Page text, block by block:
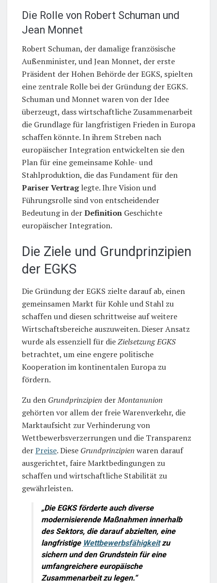
Die Rolle von Robert Schuman und
Jean Monnet
Robert Schuman, der damalige französische
Außenminister, und Jean Monnet, der erste
Präsident der Hohen Behörde der EGKS, spielten
eine zentrale Rolle bei der Gründung der EGKS.
Schuman und Monnet waren von der Idee
überzeugt, dass wirtschaftliche Zusammenarbeit
die Grundlage für langfristigen Frieden in Europa
schaffen könnte. In ihrem Streben nach
europäischer Integration entwickelten sie den
Plan für eine gemeinsame Kohle- und
Stahlproduktion, die das Fundament für den
Pariser Vertraglegte. Ihre Vision und
Führungsrolle sind von entscheidender
Bedeutung in derDefinition Geschichte
europäischer Integration.
Die Ziele und Grundprinzipien
der EGKS
Die Gründung der EGKS zielte darauf ab, einen
gemeinsamen Markt für Kohle und Stahl zu
schaffen und diesen schrittweise auf weitere
Wirtschaftsbereiche auszuweiten. Dieser Ansatz
wurde als essenziell für dieZielsetzung EGKS
betrachtet, um eine engere politische
Kooperation im kontinentalen Europa zu
fördern.
Zu den Grundprinzipien derMontanunion
gehörten vor allem der freie Warenverkehr, die
Marktaufsicht zur Verhinderung von
Wettbewerbsverzerrungen und die Transparenz
derPreise. Diese Grundprinzipien waren darauf
ausgerichtet, faire Marktbedingungen zu
schaffen und wirtschaftliche Stabilität zu
gewährleisten.
„Die EGKS förderte auch diverse
modernisierende Maßnahmen innerhalb
des Sektors, die darauf abzielten, eine
langfristige Wettbewerbsfähigkeitzu
sichern und den Grundstein für eine
umfangreichere europäische
Zusammenarbeit zu legen.“